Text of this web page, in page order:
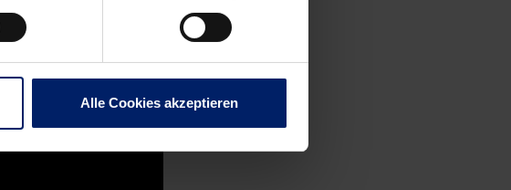
Alle Cookies akzeptieren